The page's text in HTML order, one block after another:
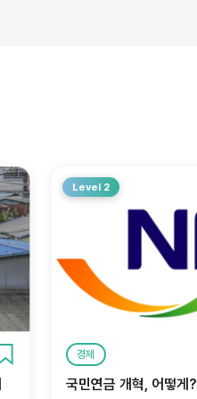
Level 2
경제
국민연금 개혁, 어떻게?